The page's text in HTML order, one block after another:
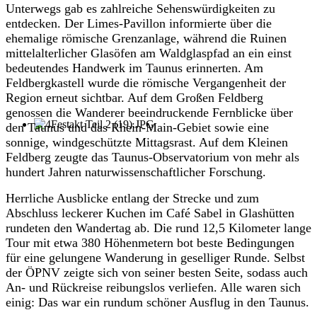
Unterwegs gab es zahlreiche Sehenswürdigkeiten zu
entdecken. Der Limes-Pavillon informierte über die
ehemalige römische Grenzanlage, während die Ruinen
mittelalterlicher Glasöfen am Waldglaspfad an ein einst
bedeutendes Handwerk im Taunus erinnerten. Am
Feldbergkastell wurde die römische Vergangenheit der
Region erneut sichtbar. Auf dem Großen Feldberg
genossen die Wanderer beeindruckende Fernblicke über
den Taunus und das Rhein-Main-Gebiet sowie eine
sonnige, windgeschützte Mittagsrast. Auf dem Kleinen
Feldberg zeugte das Taunus-Observatorium von mehr als
hundert Jahren naturwissenschaftlicher Forschung.
Herrliche Ausblicke entlang der Strecke und zum
Abschluss leckerer Kuchen im Café Sabel in Glashütten
rundeten den Wandertag ab. Die rund 12,5 Kilometer lange
Tour mit etwa 380 Höhenmetern bot beste Bedingungen
für eine gelungene Wanderung in geselliger Runde. Selbst
der ÖPNV zeigte sich von seiner besten Seite, sodass auch
An- und Rückreise reibungslos verliefen. Alle waren sich
einig: Das war ein rundum schöner Ausflug in den Taunus.